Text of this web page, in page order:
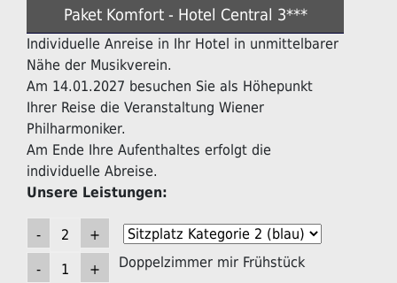
Paket Komfort - Hotel Central 3***
Individuelle Anreise in Ihr Hotel in unmittelbarer
Nähe der Musikverein.
Am 14.01.2027 besuchen Sie als Höhepunkt
Ihrer Reise die Veranstaltung Wiener
Philharmoniker.
Am Ende Ihre Aufenthaltes erfolgt die
individuelle Abreise.
Unsere Leistungen:
Doppelzimmer mir Frühstück